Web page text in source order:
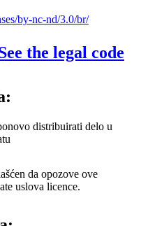
by-nc-nd/3.0/br/
the legal code
distribuirati delo u
da opozove ove
uslova licence.